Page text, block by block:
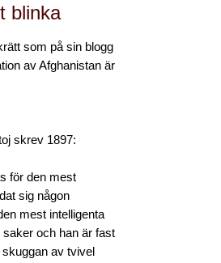
blinka
som på sin blogg
av Afghanistan är
skrev 1897:
för den mest
sig någon
mest intelligenta
och han är fast
av tvivel